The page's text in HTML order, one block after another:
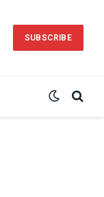
SUBSCRIBE